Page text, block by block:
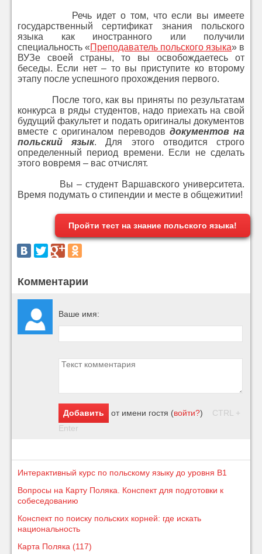
Речь идет о том, что если вы имеете
государственный сертификат знания польского
языка как иностранного или получили
специальность «Преподаватель польского языка» в
ВУЗе своей страны, то вы освобождаетесь от
беседы. Если нет – то вы приступите ко второму
этапу после успешного прохождения первого.
После того, как вы приняты по результатам
конкурса в ряды студентов, надо приехать на свой
будущий факультет и подать оригиналы документов
вместе с оригиналом переводов документов на
польский язык. Для этого отводится строго
определенный период времени. Если не сделать
этого вовремя – вас отчислят.
Вы – студент Варшавского университета.
Время подумать о стипендии и месте в общежитии!
Пройти тест на знание польского языка!
Комментарии
Ваше имя:
Добавить от имени гостя (войти?)
CTRL +
Enter
Интерактивный курс по польскому языку до уровня B1
Вопросы на Карту Поляка. Конспект для подготовки к
собеседованию
Конспект по поиску польских корней: где искать
национальность
Карта Поляка (117)